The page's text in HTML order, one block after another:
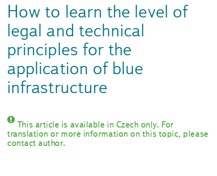
How to learn the level of
legal and technical
principles for the
application of blue
infrastructure
This article is available in Czech only. For
translation or more information on this topic, please
contact author.